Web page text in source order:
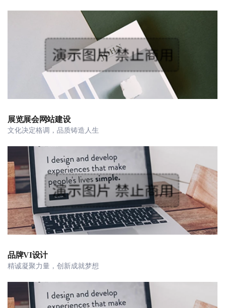
展览展会网站建设
文化决定格调，品质铸造人生
品牌VI设计
精诚凝聚力量，创新成就梦想